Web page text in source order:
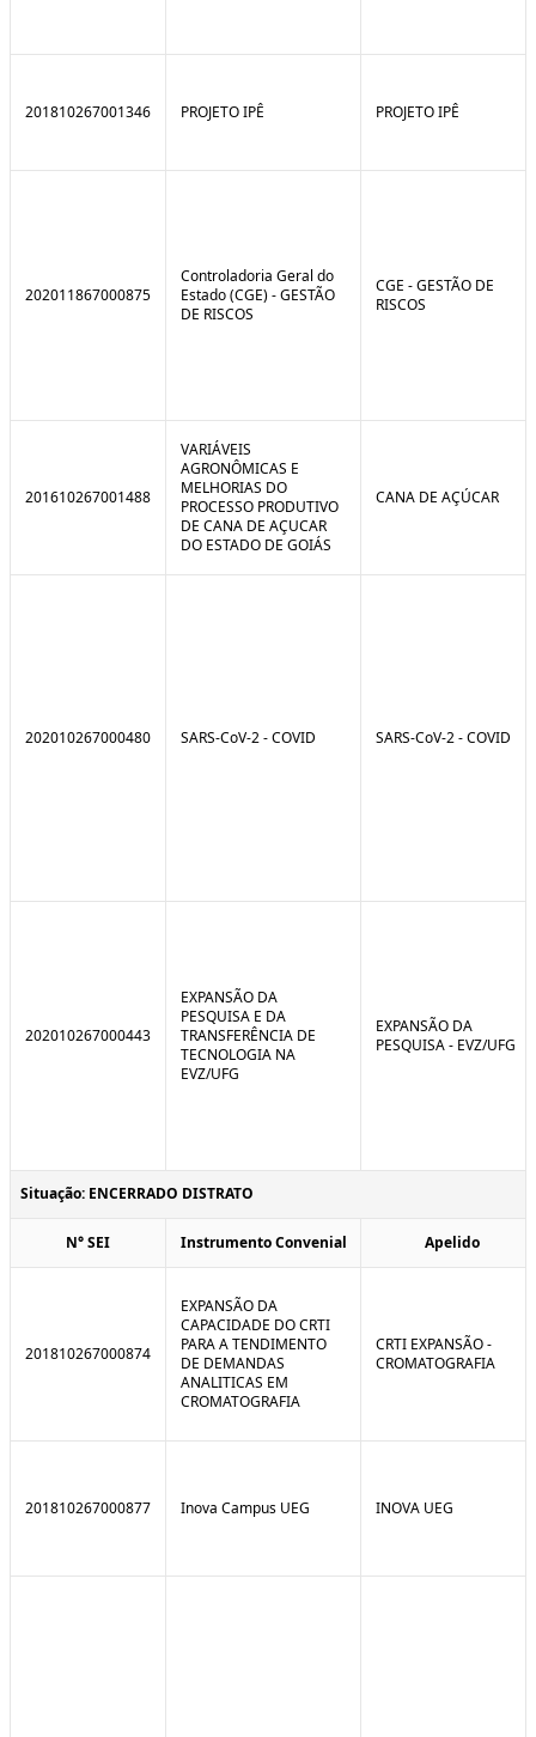
201810267001346 PROJETO IPÊ PROJETO IPÊ
202011867000875
Controladoria Geral do
Estado (CGE) - GESTÃO
DE RISCOS
CGE - GESTÃO DE
RISCOS
201610267001488
VARIÁVEIS
AGRONÔMICAS E
MELHORIAS DO
PROCESSO PRODUTIVO
DE CANA DE AÇUCAR
DO ESTADO DE GOIÁS
CANA DE AÇÚCAR
202010267000480 SARS-CoV-2 - COVID SARS-CoV-2 - COVID
202010267000443
EXPANSÃO DA
PESQUISA E DA
TRANSFERÊNCIA DE
TECNOLOGIA NA
EVZ/UFG
EXPANSÃO DA
PESQUISA - EVZ/UFG
Situação: ENCERRADO DISTRATO
N° SEI Instrumento Convenial Apelido
201810267000874
EXPANSÃO DA
CAPACIDADE DO CRTI
PARA A TENDIMENTO
DE DEMANDAS
ANALITICAS EM
CROMATOGRAFIA
CRTI EXPANSÃO -
CROMATOGRAFIA
201810267000877 Inova Campus UEG INOVA UEG